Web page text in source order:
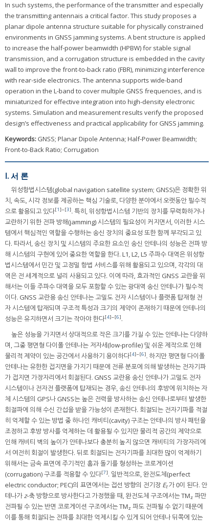
In such systems, the performance of the transmitter and especially
the transmitting antennais a critical factor. This study proposes a
planar dipole antenna structure suitable for physically constrained
environments in GNSS jamming systems. A bent structure is applied
to increase the half-power beamwidth (HPBW) for stable signal
transmission, and a corrugation structure is embedded in the cavity
wall to improve the front-to-back ratio (FBR), minimizing interference
with rear-side electronics. The antenna supports wide-band
operation in the L-band to cover multiple GNSS frequencies, and is
miniaturized for effective integration into high-density electronic
systems. Simulation and measurement results verify the proposed
design’s effectiveness and practical applicability for GNSS jamming.
Keywords: GNSS; Planar Dipole Antenna; Half-Power Beamwidth;
Front-to-Back Ratio; Corrugation
I. 서 론
위성항법시스템(global navigation satellite system; GNSS)은 정확한 위
치, 속도, 시각 정보를 제공하는 핵심 기술로, 다양한 분야에서 오랫동안 필수적
으로 활용되고 있다[1]~[3]. 특히, 위성항법시스템 기반의 장치를 무력화하거나
교란하기 위한 전파 방해(jamming) 시스템의 필요성이 커지면서, 이러한 시스
템에서 핵심적인 역할을 수행하는 송신 장치의 중요성 또한 함께 부각되고 있
다. 따라서, 송신 장치 및 시스템의 주요한 요소인 송신 안테나의 성능은 전파 방
해 시스템의 구현에 있어 중요한 역할을 한다. L1, L2, L5 주파수 대역은 위성항
법시스템에서 민간 및 고정밀 항법 서비스를 위해 활용되고 있으며, 각각의 대
역은 전 세계적으로 널리 사용되고 있다. 이에 따라, 효과적인 GNSS 교란을 위
해서는 이들 주파수 대역을 모두 포함할 수 있는 광대역 송신 안테나가 필수적
이다. GNSS 교란용 송신 안테나는 고밀도 전자 시스템이나 플랫폼 탑재형 전
자 시스템에 탑재되며 구조적 특성과 크기의 제약이 존재하기 때문에 안테나의
성능은 유지하면서 크기는 작아야 한다[4]~[6].
높은 성능을 가지면서 상대적으로 작은 크기를 가질 수 있는 안테나는 다양하
며, 그중 평면형 다이폴 안테나는 저자세(low-profile) 및 쉬운 제작으로 인해
물리적 제약이 있는 공간에서 사용하기 용이하다[4]~[6]. 하지만 평면형 다이폴
안테나는 유한한 접지면을 가지기 때문에 전류 분포에 의해 발생하는 전자기파
가 접지면 가장자리에서 회절된다. GNSS 교란용 송신 안테나가 고밀도 전자
시스템이나 전자전 플랫폼에 탑재되는 경우, 송신 안테나의 후방에 위치하는 자
체 시스템의 GPS나 GNSS는 높은 전력을 방사하는 송신 안테나로부터 발생한
회절파에 의해 수신 간섭을 받을 가능성이 존재한다. 회절되는 전자기파를 적절
히 억제할 수 있는 방법 중 하나인 캐비티(cavity) 구조는 안테나의 방사 패턴을
조정하고 후방 방사를 억제하는 데 활용될 수 있지만 물리적 공간의 제약으로
인해 캐비티 벽의 높이가 안테나보다 충분히 높지 않으면 캐비티의 가장자리에
서 여전히 회절이 발생한다. 뒤로 회절되는 전자기파를 최대한 많이 억제하기
위해서는 금속 표면에 주기적인 홈과 돌기를 형성하는 코로게이션
(corrugation) 구조를 적용할 수 있다[7]. 일반적으로, 완전도체(perfect
electric conductor; PEC)의 표면에서는 접선 방향의 전기장 Et가 0이 된다. 안
테나가z-축 방향으로 방사한다고 가정했을 때, 완전도체 구조에서는 TMz 파만
전파될 수 있는 반면 코로게이션 구조에서는 TMz 파도 전파될 수 없기 때문에
이를 통해 회절되는 전파를 최대한 억제시킬 수 있게 되어 안테나 뒤쪽에 있는